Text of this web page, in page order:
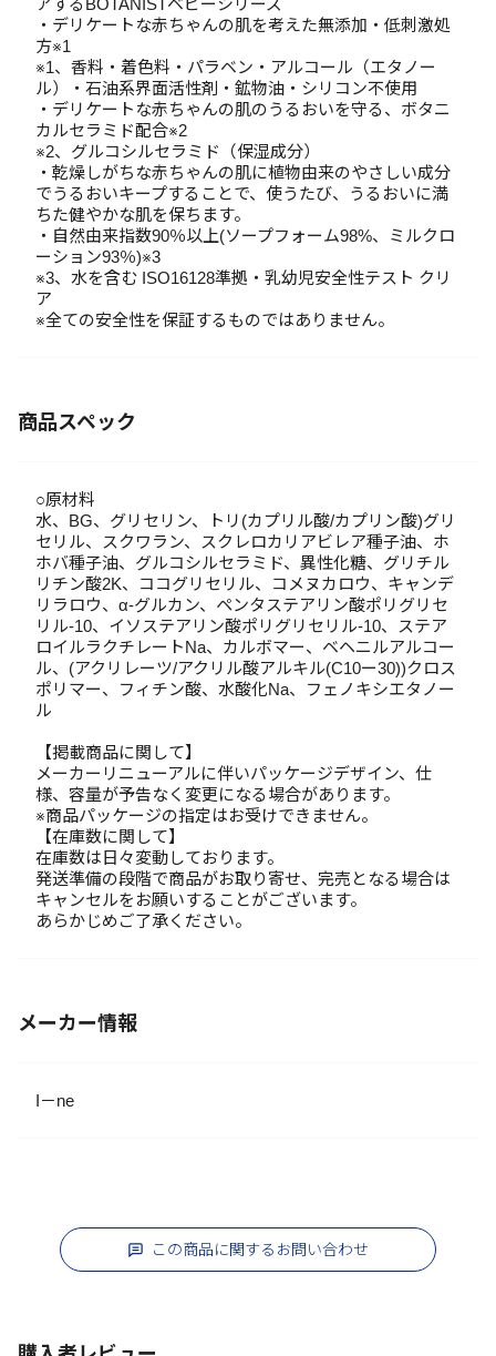
アするBOTANISTベビーシリーズ
・デリケートな赤ちゃんの肌を考えた無添加・低刺激処
方※1
※1、香料・着色料・パラベン・アルコール（エタノー
ル）・石油系界面活性剤・鉱物油・シリコン不使用
・デリケートな赤ちゃんの肌のうるおいを守る、ボタニ
カルセラミド配合※2
※2、グルコシルセラミド（保湿成分）
・乾燥しがちな赤ちゃんの肌に植物由来のやさしい成分
でうるおいキープすることで、使うたび、うるおいに満
ちた健やかな肌を保ちます。
・自然由来指数90％以上(ソープフォーム98%、ミルクロ
ーション93％)※3
※3、水を含む ISO16128準拠・乳幼児安全性テスト クリ
ア
※全ての安全性を保証するものではありません。
商品スペック
○原材料
水、BG、グリセリン、トリ(カプリル酸/カプリン酸)グリ
セリル、スクワラン、スクレロカリアビレア種子油、ホ
ホバ種子油、グルコシルセラミド、異性化糖、グリチル
リチン酸2K、ココグリセリル、コメヌカロウ、キャンデ
リラロウ、α-グルカン、ペンタステアリン酸ポリグリセ
リル-10、イソステアリン酸ポリグリセリル-10、ステア
ロイルラクチレートNa、カルボマー、ベヘニルアルコー
ル、(アクリレーツ/アクリル酸アルキル(C10ー30))クロス
ポリマー、フィチン酸、水酸化Na、フェノキシエタノー
ル
【掲載商品に関して】
メーカーリニューアルに伴いパッケージデザイン、仕
様、容量が予告なく変更になる場合があります。
※商品パッケージの指定はお受けできません。
【在庫数に関して】
在庫数は日々変動しております。
発送準備の段階で商品がお取り寄せ、完売となる場合は
キャンセルをお願いすることがございます。
あらかじめご了承ください。
メーカー情報
I－ne
この商品に関するお問い合わせ